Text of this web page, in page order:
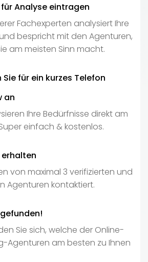
Analyse eintragen
Fachexperten analysiert Ihre
bespricht mit den Agenturen,
am meisten Sinn macht.
Sie für ein kurzes Telefon
an
Ihre Bedürfnisse direkt am
einfach & kostenlos.
von maximal 3 verifizierten und
Agenturen kontaktiert.
Sie sich, welche der Online-
Agenturen am besten zu Ihnen